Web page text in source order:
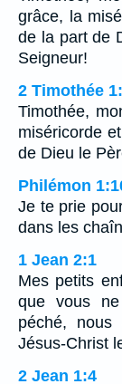
grâce, la
de la part de
Seigneur!
2 Timothée
Timothée,
miséricorde
de Dieu le
Philémon
Je te prie
dans les
1 Jean 2:1
Mes petits
que vous
péché,
Jésus-Christ
2 Jean 1:4